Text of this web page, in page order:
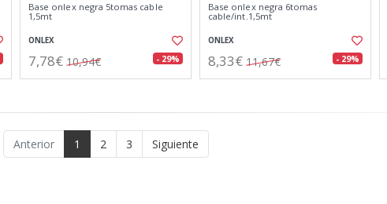
Base onlex negra 5tomas cable
1,5mt
ONLEX
7,78€ 10,94€ - 29%
Base onlex negra 6tomas
cable/int.1,5mt
ONLEX
8,33€ 11,67€ - 29%
Anterior 1 2 3 Siguiente